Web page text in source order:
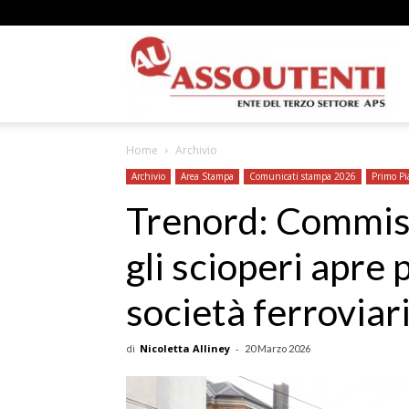
Home Archivio
Archivio Area Stampa Comunicati stampa 2026 Primo
Trenord:
gli scioperi apre
società
di Nicoletta Alliney - 20 Marzo 2026